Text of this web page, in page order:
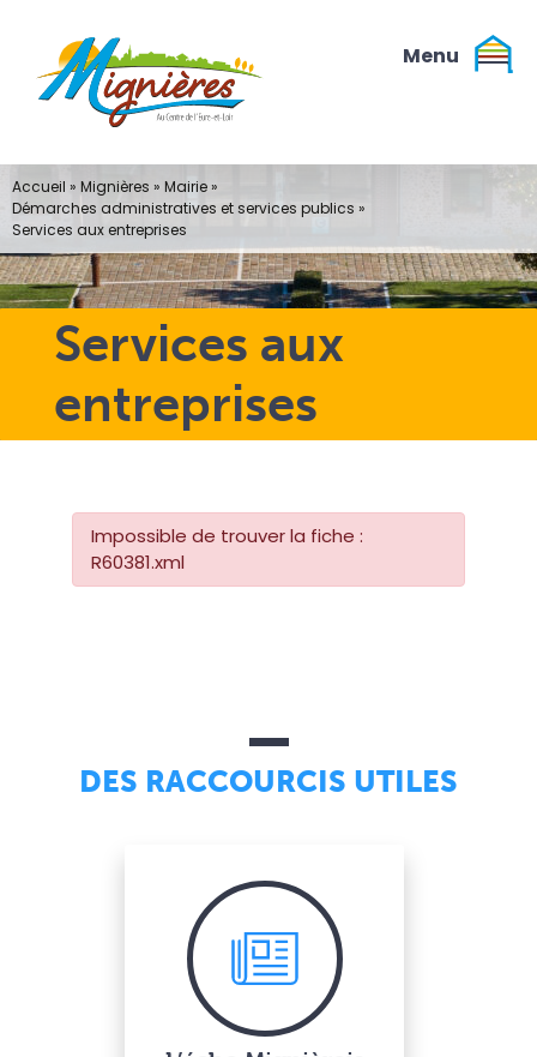
contenu
Services aux
entreprises
Accueil » Mignières » Mairie»
Démarches administratives et services publics »
Services aux entreprises
Impossible de trouver la fiche :
R60381.xml
DES RACCOURCIS UTILES